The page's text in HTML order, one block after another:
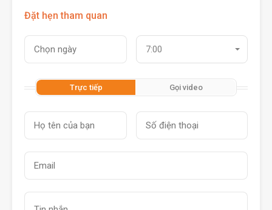
Đặt hẹn tham quan
7:00
Trực tiếp Gọi video